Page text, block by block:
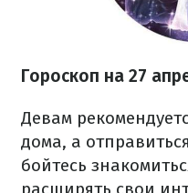
Гороскоп на 27
Девам
дома, а
бойтесь
расширять свои